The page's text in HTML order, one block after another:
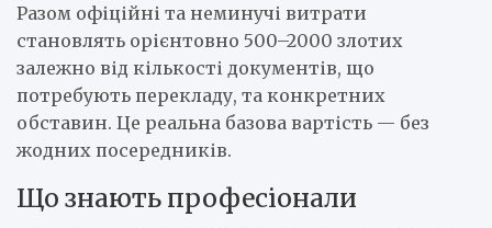
Разом офіційні та неминучі витрати
становлять орієнтовно 500–2000 злотих
залежно від кількості документів, що
потребують перекладу, та конкретних
обставин. Це реальна базова вартість — без
жодних посередників.
Що знають професіонали